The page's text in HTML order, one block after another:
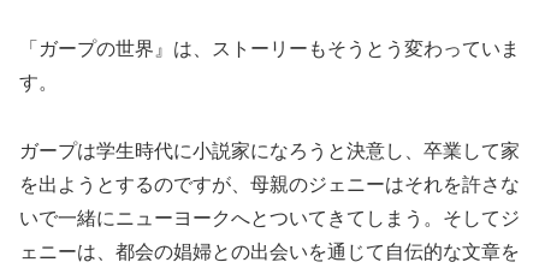
「ガープの世界』は、ストーリーもそうとう変わっていま
す。
ガープは学生時代に小説家になろうと決意し、卒業して家
を出ようとするのですが、母親のジェニーはそれを許さな
いで一緒にニューヨークへとついてきてしまう。そしてジ
ェニーは、都会の娼婦との出会いを通じて自伝的な文章を